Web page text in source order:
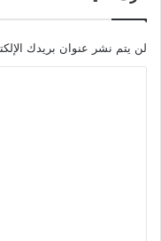
لن يتم نشر عنوان بريدك